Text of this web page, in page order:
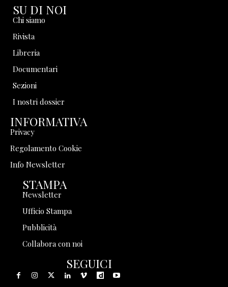
SU DI NOI
Chi siamo
Rivista
Libreria
Documentari
Sezioni
I nostri dossier
INFORMATIVA
Privacy
Regolamento Cookie
Info Newsletter
STAMPA
Newsletter
Ufficio Stampa
Pubblicità
Collabora con noi
SEGUICI